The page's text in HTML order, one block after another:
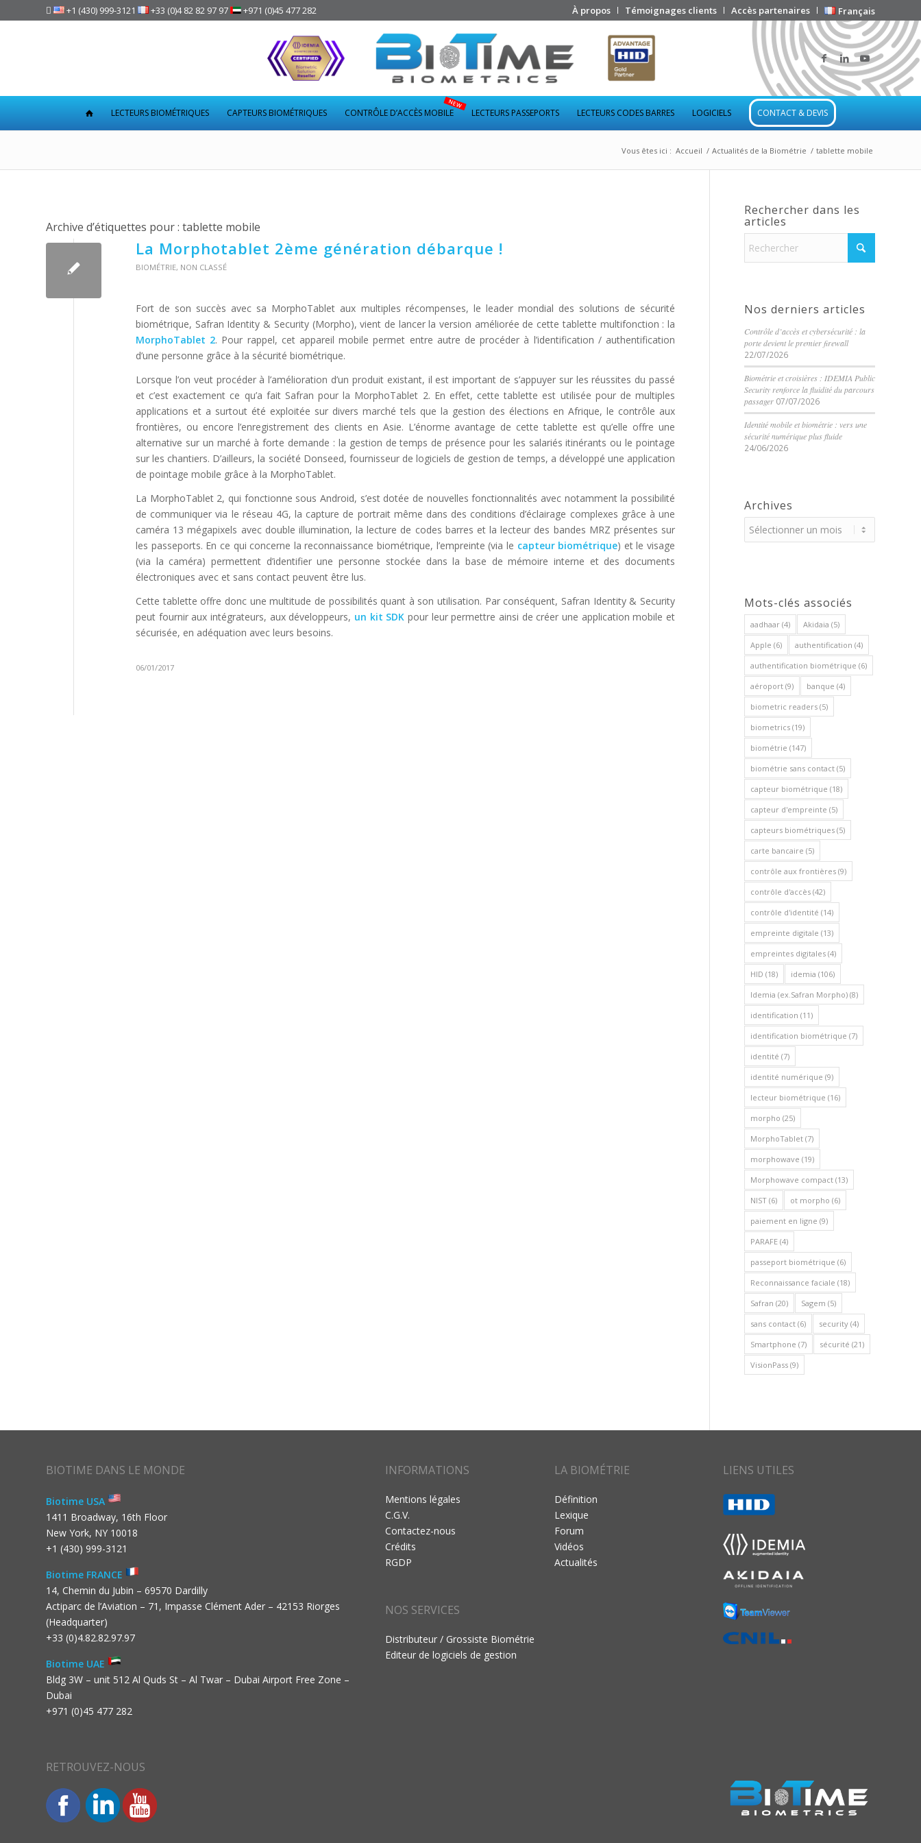
À propos Témoignages clients Accès partenaires Français
 +1 (430) 999-3121 +33 (0)4 82 82 97 97 +971 (0)45 477 282
LECTEURS BIOMÉTRIQUES CAPTEURS BIOMÉTRIQUES CONTRÔLE D’ACCÈS MOBILE LECTEURS PASSEPORTS LECTEURS CODES BARRES LOGICIELS CONTACT & DEVIS
Vous êtes ici : Accueil / Actualités de la Biométrie / tablette mobile
Archive d’étiquettes pour : tablette mobile
La Morphotablet 2ème génération débarque !
BIOMÉTRIE, NON CLASSÉ
Fort de son succès avec sa MorphoTablet aux multiples récompenses, le leader mondial des solutions de sécurité
biométrique, Safran Identity & Security (Morpho), vient de lancer la version améliorée de cette tablette multifonction : la
MorphoTablet 2. Pour rappel, cet appareil mobile permet entre autre de procéder à l’identification / authentification
d’une personne grâce à la sécurité biométrique.
Lorsque l’on veut procéder à l’amélioration d’un produit existant, il est important de s’appuyer sur les réussites du passé
et c’est exactement ce qu’a fait Safran pour la MorphoTablet 2. En effet, cette tablette est utilisée pour de multiples
applications et a surtout été exploitée sur divers marché tels que la gestion des élections en Afrique, le contrôle aux
frontières, ou encore l’enregistrement des clients en Asie. L’énorme avantage de cette tablette est qu’elle offre une
alternative sur un marché à forte demande : la gestion de temps de présence pour les salariés itinérants ou le pointage
sur les chantiers. D’ailleurs, la société Donseed, fournisseur de logiciels de gestion de temps, a développé une application
de pointage mobile grâce à la MorphoTablet.
La MorphoTablet 2, qui fonctionne sous Android, s’est dotée de nouvelles fonctionnalités avec notamment la possibilité
de communiquer via le réseau 4G, la capture de portrait même dans des conditions d’éclairage complexes grâce à une
caméra 13 mégapixels avec double illumination, la lecture de codes barres et la lecteur des bandes MRZ présentes sur
les passeports. En ce qui concerne la reconnaissance biométrique, l’empreinte (via le capteur biométrique) et le visage
(via la caméra) permettent d’identifier une personne stockée dans la base de mémoire interne et des documents
électroniques avec et sans contact peuvent être lus.
Cette tablette offre donc une multitude de possibilités quant à son utilisation. Par conséquent, Safran Identity & Security
peut fournir aux intégrateurs, aux développeurs, un kit SDK pour leur permettre ainsi de créer une application mobile et
sécurisée, en adéquation avec leurs besoins.
06/01/2017
Rechercher dans les
articles
Nos derniers articles
Contrôle d’accès et cybersécurité : la
porte devient le premier firewall
22/07/2026
Biométrie et croisières : IDEMIA Public
Security renforce la fluidité du parcours
passager 07/07/2026
Identité mobile et biométrie : vers une
sécurité numérique plus fluide
24/06/2026
Archives
Mots-clés associés
aadhaar (4) Akidaia (5)
Apple (6) authentification (4)
authentification biométrique (6)
aéroport (9) banque (4)
biometric readers (5)
biometrics (19)
biométrie (147)
biométrie sans contact (5)
capteur biométrique (18)
capteur d'empreinte (5)
capteurs biométriques (5)
carte bancaire (5)
contrôle aux frontières (9)
contrôle d'accès (42)
contrôle d'identité (14)
empreinte digitale (13)
empreintes digitales (4)
HID (18) idemia (106)
Idemia (ex.Safran Morpho) (8)
identification (11)
identification biométrique (7)
identité (7)
identité numérique (9)
lecteur biométrique (16)
morpho (25)
MorphoTablet (7)
morphowave (19)
Morphowave compact (13)
NIST (6) ot morpho (6)
paiement en ligne (9)
PARAFE (4)
passeport biométrique (6)
Reconnaissance faciale (18)
Safran (20) Sagem (5)
sans contact (6) security (4)
Smartphone (7) sécurité (21)
VisionPass (9)
BIOTIME DANS LE MONDE
Biotime USA
1411 Broadway, 16th Floor
New York, NY 10018
+1 (430) 999-3121
Biotime FRANCE
14, Chemin du Jubin – 69570 Dardilly
Actiparc de l’Aviation – 71, Impasse Clément Ader – 42153 Riorges
(Headquarter)
+33 (0)4.82.82.97.97
Biotime UAE
Bldg 3W – unit 512 Al Quds St – Al Twar – Dubai Airport Free Zone –
Dubai
+971 (0)45 477 282
INFORMATIONS
Mentions légales
C.G.V.
Contactez-nous
Crédits
RGDP
NOS SERVICES
Distributeur / Grossiste Biométrie
Editeur de logiciels de gestion
LA BIOMÉTRIE
Définition
Lexique
Forum
Vidéos
Actualités
LIENS UTILES
RETROUVEZ-NOUS